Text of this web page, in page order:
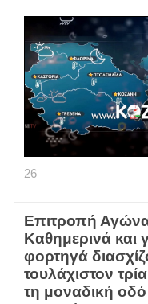
26
Eπιτροπή
Καθημερινά και
φορτηγά
τουλάχιστον
τη μοναδική